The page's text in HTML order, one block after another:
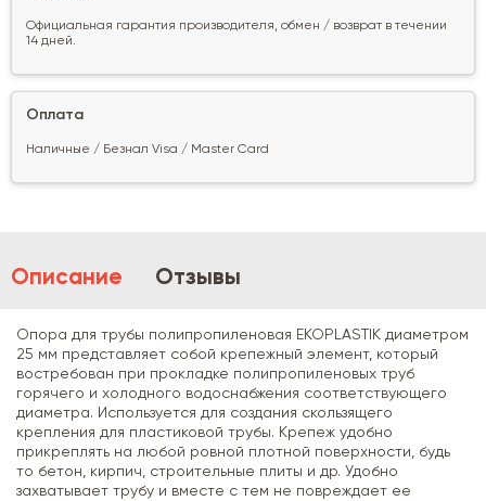
Официальная гарантия производителя, обмен / возврат в течении
14 дней.
Оплата
Наличные / Безнал Visa / Master Card
Описание Отзывы
Опора для трубы полипропиленовая EKOPLASTIK диаметром
25 мм представляет собой крепежный элемент, который
востребован при прокладке полипропиленовых труб
горячего и холодного водоснабжения соответствующего
диаметра. Используется для создания скользящего
крепления для пластиковой трубы. Крепеж удобно
прикреплять на любой ровной плотной поверхности, будь
то бетон, кирпич, строительные плиты и др. Удобно
захватывает трубу и вместе с тем не повреждает ее